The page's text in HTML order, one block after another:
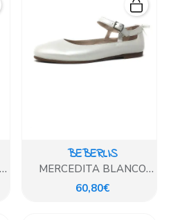
BEBERLIS
MERCEDITA BLANCO
NACARADO
60,80€